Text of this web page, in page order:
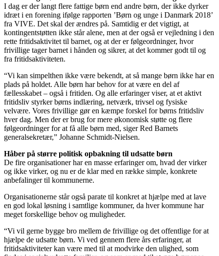
I dag er der langt flere fattige børn end andre børn, der ikke dyrker
idræt i en forening ifølge rapporten ’Børn og unge i Danmark 2018’
fra VIVE. Det skal der ændres på. Samtidig er det vigtigt, at
kontingentstøtten ikke står alene, men at der også er vejledning i den
rette fritidsaktivitet til barnet, og at der er følgeordninger, hvor
frivillige tager barnet i hånden og sikrer, at det kommer godt til og
fra fritidsaktiviteten.
“Vi kan simpelthen ikke være bekendt, at så mange børn ikke har en
plads på holdet. Alle børn har behov for at være en del af
fællesskabet – også i fritiden. Og alle erfaringer viser, at et aktivt
fritidsliv styrker børns indlæring, netværk, trivsel og fysiske
velvære. Vores frivillige gør en kæmpe forskel for børns fritidsliv
hver dag. Men der er brug for mere økonomisk støtte og flere
følgeordninger for at få alle børn med, siger Red Barnets
generalsekretær,” Johanne Schmidt-Nielsen.
Håber på større politisk opbakning til udsatte børn
De fire organisationer har en masse erfaringer om, hvad der virker
og ikke virker, og nu er de klar med en række simple, konkrete
anbefalinger til kommunerne.
Organisationerne står også parate til konkret at hjælpe med at lave
en god lokal løsning i samtlige kommuner, da hver kommune har
meget forskellige behov og muligheder.
“Vi vil gerne bygge bro mellem de frivillige og det offentlige for at
hjælpe de udsatte børn. Vi ved gennem flere års erfaringer, at
fritidsaktiviteter kan være med til at modvirke den ulighed, som